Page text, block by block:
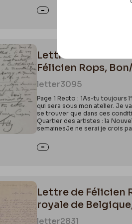
Lettre de Félicien
Félicien Rops,
letter3095
Page 1 Recto : 1As-tu toujours
qui sera sous mon atelier. Je
se trouver que dans ces
Quartier des artistes : la
semainesJe ne serai je crois
Lettre de Félicien
royale de
letter2831